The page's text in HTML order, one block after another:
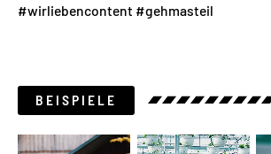
#wirliebencontent #gehmasteil
BEISPIELE